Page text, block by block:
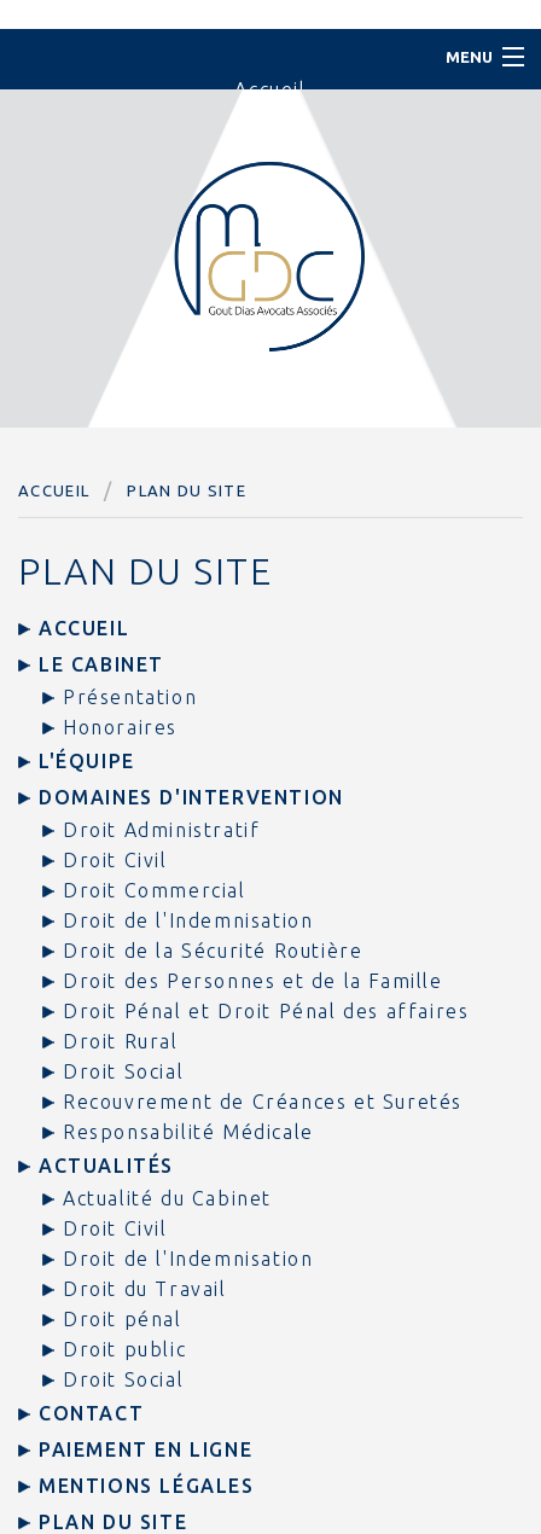
MENU
Accueil
Le Cabinet
L'équipe
Domaines d'intervention
Actualités
Paiement en ligne
ACCUEIL PLAN DU SITE
PLAN DU SITE
ACCUEIL
LE CABINET
Présentation
Honoraires
L'ÉQUIPE
DOMAINES D'INTERVENTION
Droit Administratif
Droit Civil
Droit Commercial
Droit de l'Indemnisation
Droit de la Sécurité Routière
Droit des Personnes et de la Famille
Droit Pénal et Droit Pénal des affaires
Droit Rural
Droit Social
Recouvrement de Créances et Suretés
Responsabilité Médicale
ACTUALITÉS
Actualité du Cabinet
Droit Civil
Droit de l'Indemnisation
Droit du Travail
Droit pénal
Droit public
Droit Social
CONTACT
PAIEMENT EN LIGNE
MENTIONS LÉGALES
PLAN DU SITE